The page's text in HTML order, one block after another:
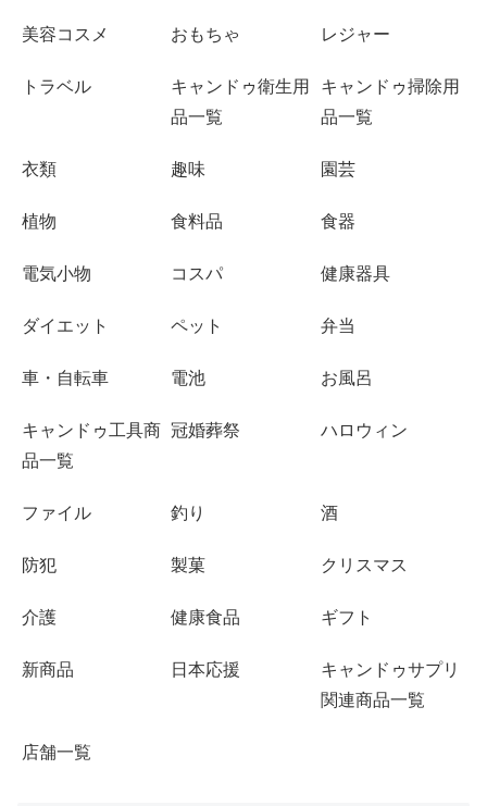
美容コスメ おもちゃ レジャー
トラベル
キャンドゥ衛生用
品一覧
キャンドゥ掃除用
品一覧
衣類 趣味 園芸
植物 食料品 食器
電気小物 コスパ 健康器具
ダイエット ペット 弁当
車・自転車 電池 お風呂
キャンドゥ工具商
品一覧
冠婚葬祭 ハロウィン
ファイル 釣り 酒
防犯 製菓 クリスマス
介護 健康食品 ギフト
新商品 日本応援
キャンドゥサプリ
関連商品一覧
店舗一覧